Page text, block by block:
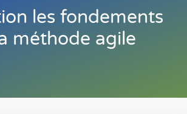
les fondements
méthode agile